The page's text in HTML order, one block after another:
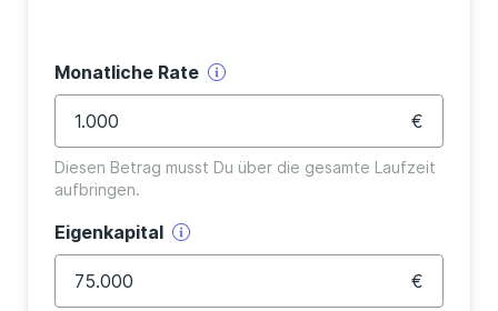
Monatliche Rate
€
Diesen Betrag musst Du über die gesamte Laufzeit
aufbringen.
Eigenkapital
€